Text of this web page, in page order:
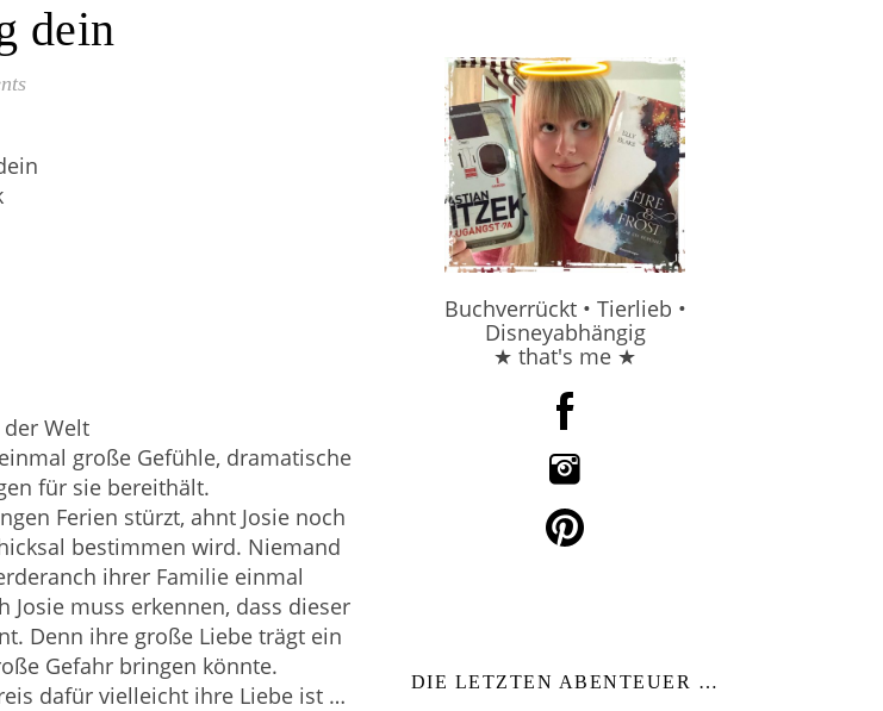
dein
Welt
große Gefühle, dramatische
für sie bereithält.
Ferien stürzt, ahnt Josie noch
bestimmen wird. Niemand
ihrer Familie einmal
Josie muss erkennen, dass dieser
Denn ihre große Liebe trägt ein
Gefahr bringen könnte.
dafür vielleicht ihre Liebe ist …
Buchverrückt • Tierlieb •
Disneyabhängig
★ that's me ★
DIE LETZTEN ABENTEUER …